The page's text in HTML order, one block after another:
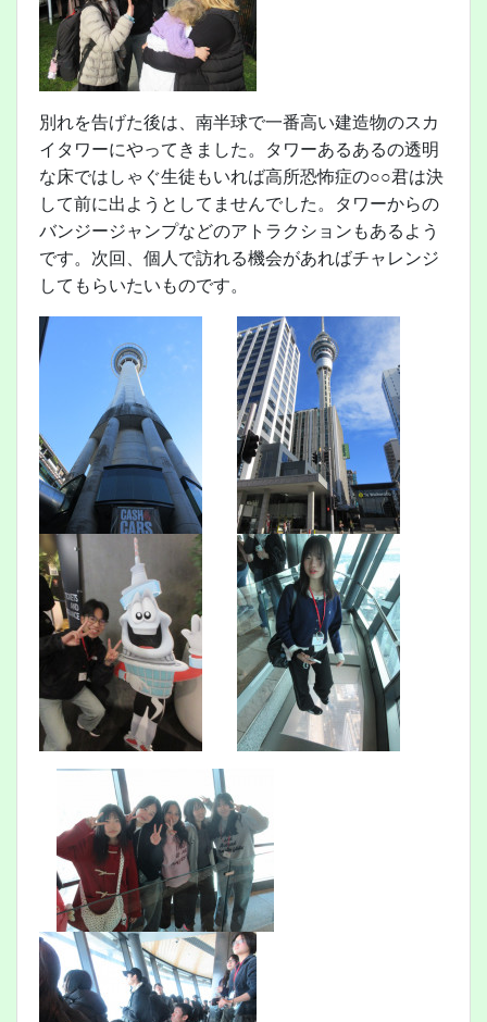
別れを告げた後は、南半球で一番高い建造物のスカ
イタワーにやってきました。タワーあるあるの透明
な床ではしゃぐ生徒もいれば高所恐怖症の○○君は決
して前に出ようとしてませんでした。タワーからの
バンジージャンプなどのアトラクションもあるよう
です。次回、個人で訪れる機会があればチャレンジ
してもらいたいものです。